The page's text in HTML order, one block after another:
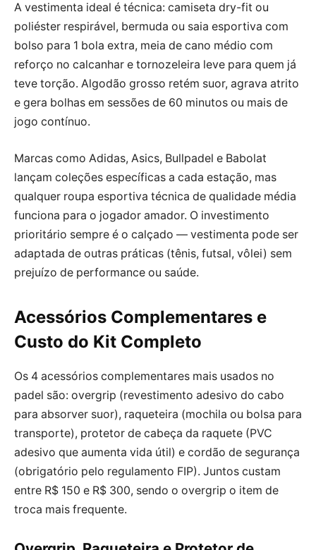
A vestimenta ideal é técnica: camiseta dry-fit ou
poliéster respirável, bermuda ou saia esportiva com
bolso para 1 bola extra, meia de cano médio com
reforço no calcanhar e tornozeleira leve para quem já
teve torção. Algodão grosso retém suor, agrava atrito
e gera bolhas em sessões de 60 minutos ou mais de
jogo contínuo.
Marcas como Adidas, Asics, Bullpadel e Babolat
lançam coleções específicas a cada estação, mas
qualquer roupa esportiva técnica de qualidade média
funciona para o jogador amador. O investimento
prioritário sempre é o calçado — vestimenta pode ser
adaptada de outras práticas (tênis, futsal, vôlei) sem
prejuízo de performance ou saúde.
Acessórios Complementares e
Custo do Kit Completo
Os 4 acessórios complementares mais usados no
padel são: overgrip (revestimento adesivo do cabo
para absorver suor), raqueteira (mochila ou bolsa para
transporte), protetor de cabeça da raquete (PVC
adesivo que aumenta vida útil) e cordão de segurança
(obrigatório pelo regulamento FIP). Juntos custam
entre R$ 150 e R$ 300, sendo o overgrip o item de
troca mais frequente.